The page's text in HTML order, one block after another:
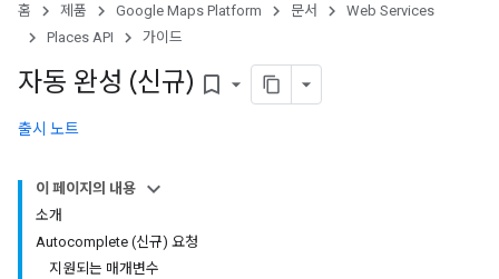
홈 제품 Google Maps Platform 문서
Web Services
Places API
가이드
자동 완성 (신규) bookmark_border
출시 노트
이 페이지의 내용
소개
Autocomplete (신규) 요청
지원되는 매개변수